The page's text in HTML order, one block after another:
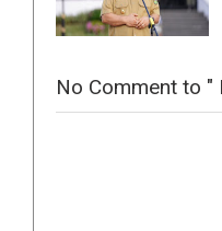
No Comment to "